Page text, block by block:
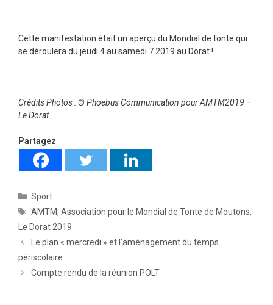
Cette manifestation était un aperçu du Mondial de tonte qui
se déroulera du jeudi 4 au samedi 7 2019 au Dorat !
Crédits Photos : © Phoebus Communication pour AMTM2019 –
Le Dorat
Partagez
Catégories
Sport
Étiquettes
AMTM,Association pour le Mondial de Tonte de Moutons,
Le Dorat 2019
Le plan « mercredi » et l’aménagement du temps
périscolaire
Compte rendu de la réunion POLT